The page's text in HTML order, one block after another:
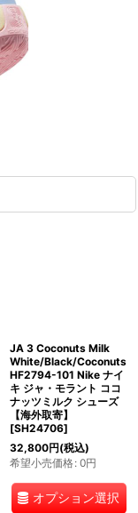
JA 3 Coconuts Milk
White/Black/Coconuts
HF2794-101 Nike ナイ
キ ジャ・モラント ココ
ナッツミルク シューズ
【海外取寄】
[SH24706]
32,800円(税込)
希望小売価格: 0円
オプション選択